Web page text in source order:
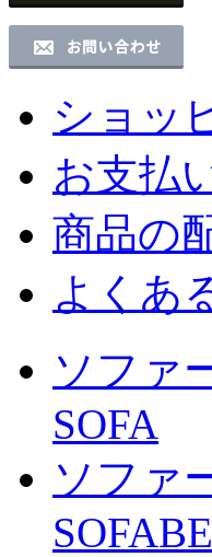
ショッ
お支払
商品の
よくあ
ソファ
SOFA
ソファ